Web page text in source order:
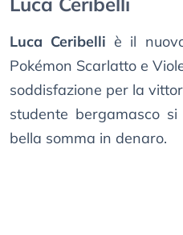
Luca Ceribelli è il
Pokémon Scarlatto e
soddisfazione per la
studente bergamasco
bella somma in denaro.